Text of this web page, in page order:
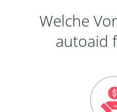
Welche
autoaid